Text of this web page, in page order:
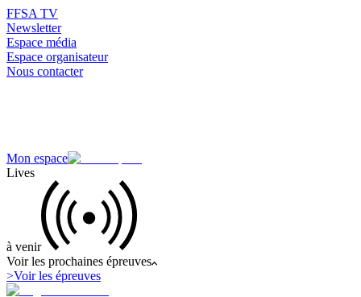
FFSA TV
Newsletter
Espace média
Espace organisateur
Nous contacter
Mon espace
Lives
à venir
Voir les prochaines épreuves
>Voir les épreuves